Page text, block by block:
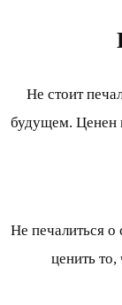
Не стоит
будущем. Ценен
Не печалиться о
ценить